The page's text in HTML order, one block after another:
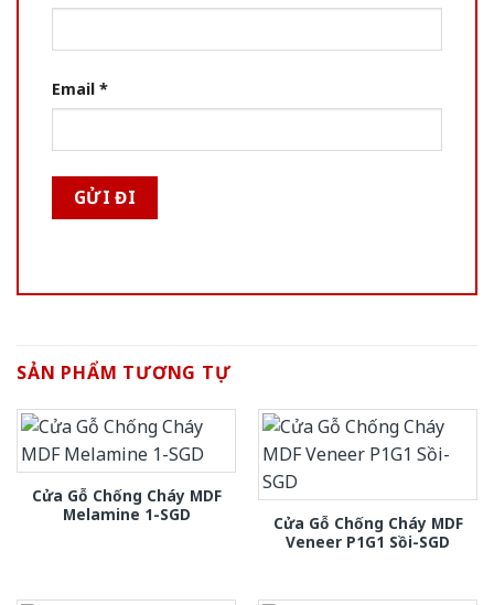
Email *
SẢN PHẨM TƯƠNG TỰ
Cửa Gỗ Chống Cháy MDF
Melamine 1-SGD
Cửa Gỗ Chống Cháy MDF
Veneer P1G1 Sồi-SGD